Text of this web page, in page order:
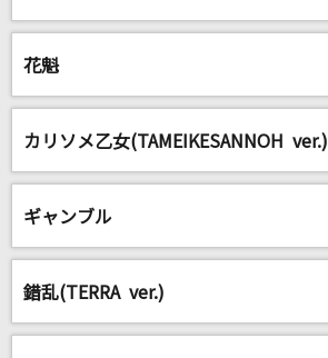
だからとて
＝LOVE
jo0ji
Sheサイド ストーリー
[生音]U&I
放課後ティータイム
花魁
カリソメ乙女(TAMEIKESANNOH ver.)
ギャンブル
錯乱(TERRA ver.)